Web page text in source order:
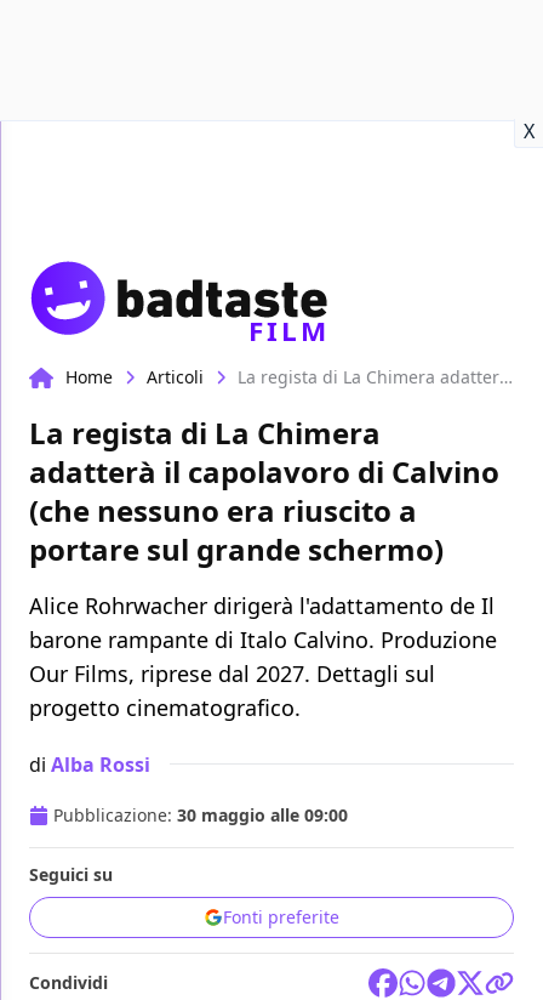
X
FILM
Home Articoli La regista di La Chimera adatterà il capolavoro di Calvino (che nessuno era riuscito a portare sul grande schermo)
La regista di La Chimera
adatterà il capolavoro di Calvino
(che nessuno era riuscito a
portare sul grande schermo)
Alice Rohrwacher dirigerà l'adattamento de Il
barone rampante di Italo Calvino. Produzione
Our Films, riprese dal 2027. Dettagli sul
progetto cinematografico.
di Alba Rossi
Pubblicazione: 30 maggio alle 09:00
Seguici su
Fonti preferite
Condividi